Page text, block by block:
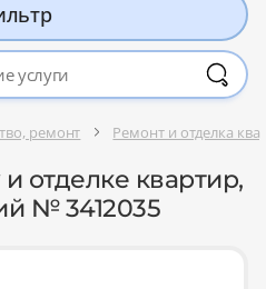
ремонт Ремонт и отделка
отделке квартир,
№ 3412035